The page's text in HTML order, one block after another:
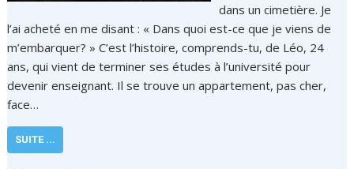
dans un cimetière. Je
l’ai acheté en me disant : « Dans quoi est-ce que je viens de
m’embarquer? » C’est l’histoire, comprends-tu, de Léo, 24
ans, qui vient de terminer ses études à l’université pour
devenir enseignant. Il se trouve un appartement, pas cher,
face…
SUITE ...